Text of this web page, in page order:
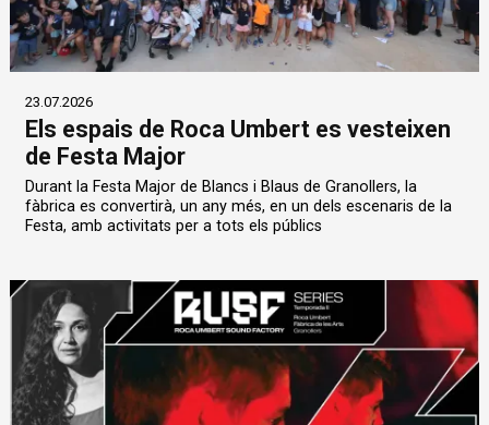
23.07.2026
Els espais de Roca Umbert es vesteixen
de Festa Major
Durant la Festa Major de Blancs i Blaus de Granollers, la
fàbrica es convertirà, un any més, en un dels escenaris de la
Festa, amb activitats per a tots els públics